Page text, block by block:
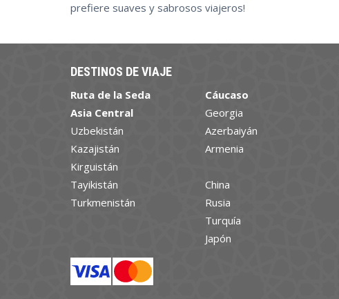
prefiere suaves y sabrosos viajeros!
DESTINOS DE VIAJE
Ruta de la Seda
Asia Central
Uzbekistán
Kazajistán
Kirguistán
Tayikistán
Turkmenistán
Cáucaso
Georgia
Azerbaiyán
Armenia
China
Rusia
Turquía
Japón